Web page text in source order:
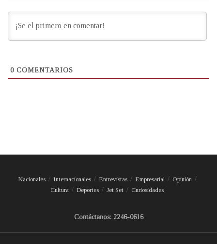
0 COMENTARIOS
Nacionales Internacionales Entrevistas Empresarial
Opinión
Cultura
Deportes Jet Set Curiosidades
Contáctanos: 2246-0616